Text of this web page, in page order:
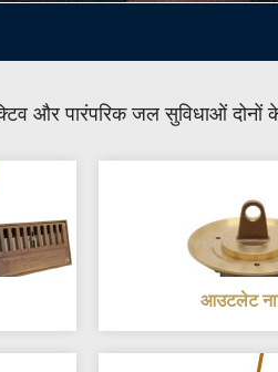
और पारंपरिक जल सुविधाओं दोनों
आउटलेट